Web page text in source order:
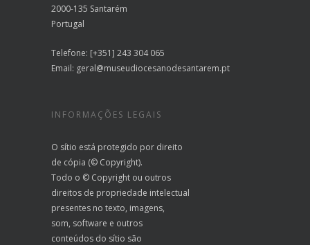
2000-135 Santarém
Portugal
Telefone: [+351] 243 304 065
Email: geral@museudiocesanodesantarem.pt
INFORMAÇÕES LEGAIS
O sítio está protegido por direito
de cópia (© Copyright).
Todo o © Copyright ou outros
direitos de propriedade intelectual
presentes no texto, imagens,
som, software e outros
conteúdos do sítio são